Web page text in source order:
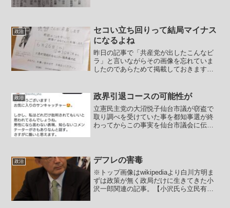
一部だけ引用します。...
政治
セコい立ち回りって結局マイナス
になるよね
昨日の記事で「共産党が出したこんなビ
ラ」と言いながらその画像を忘れていま
したのであらためて掲載しておきます。
かんのですよね、こういうのは。さすが
は立憲共産党、ルールはま...
政治 政界引退コースの可能性が
立憲民主党の大沼悦子仙台市議が窃盗で
取り調べを受けていた事を都知事選が終
わってからこの事実を仙台市議会に伝え
党は立憲民主党の公式HP...
政治 デフレの害毒
※トップ画像はwikipediaより白川方明ま
ずは政策が無く政局だけに生きてきた小
沢一郎関連の記事。【小沢氏ら立民有志